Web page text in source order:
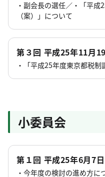
・副会長の選任／・「平
（案）」について
第３回 平成25年11月
・「平成25年度東京都税
小委員会
第１回 平成25年6月7日
・今年度の検討の進め方